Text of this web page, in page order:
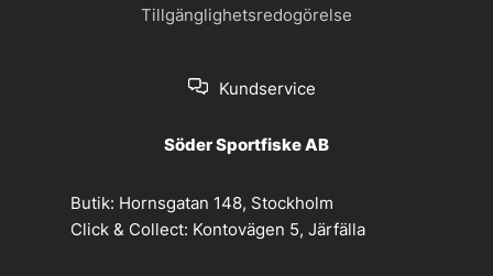
Tillgänglighetsredogörelse
Kundservice
Söder Sportfiske AB
Butik: Hornsgatan 148, Stockholm
Click & Collect: Kontovägen 5, Järfälla